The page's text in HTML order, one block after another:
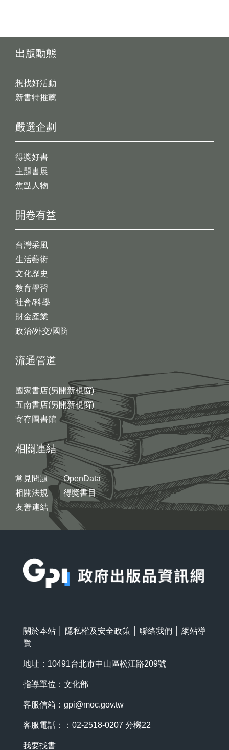
出版動態
想找好活動
新書特推薦
開卷有益
台灣采風
生活藝術
文化歷史
教育學習
社會/科學
財金產業
政治/外交/國防
嚴選企劃
得獎好書
主題書展
焦點人物
流通管道
國家書店(另開新視窗)
五南書店(另開新視窗)
寄存圖書館
相關連結
常見問題
相關法規
友善連結
OpenData
得獎書目
關於本站 隱私權及安全政策 聯絡我們
網站導
覽
地址：10491台北市中山區松江路209號
指導單位：文化部
客服信箱： gpi@moc.gov.tw
客服電話：：02-2518-0207 分機22
我要找書